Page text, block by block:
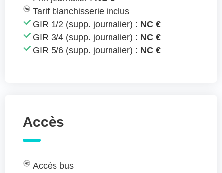
Tarif blanchisserie inclus
GIR 1/2 (supp. journalier) : NC €
GIR 3/4 (supp. journalier) : NC €
GIR 5/6 (supp. journalier) : NC €
Accès
Accès bus